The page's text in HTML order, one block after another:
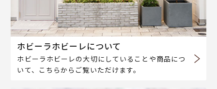
ホビーラホビーレについて
ホビーラホビーレの大切にしていることや商品につ
いて、こちらからご覧いただけます。